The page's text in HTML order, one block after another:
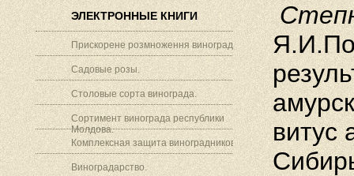
ЭЛЕКТРОННЫЕ КНИГИ
Прискорене розмноження винограду.
Садовые розы.
Столовые сорта винограда.
Сортимент винограда республики
Молдова.
Комплексная защита виноградников.
Виноградарство.
витус